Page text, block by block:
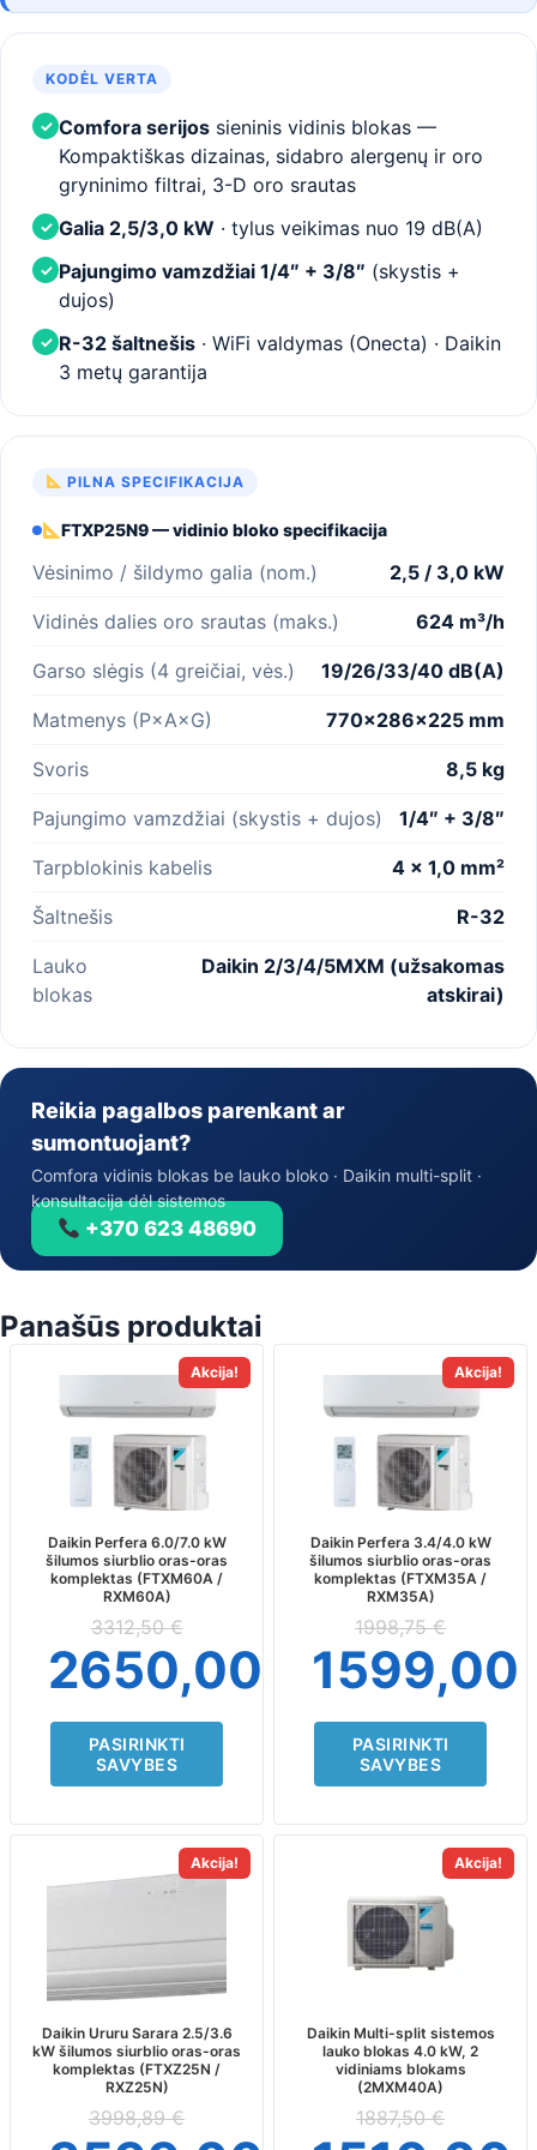
KODĖL VERTA
✓ Comfora serijos sieninis vidinis blokas —
Kompaktiškas dizainas, sidabro alergenų ir oro
gryninimo filtrai, 3-D oro srautas
✓ Galia 2,5/3,0 kW · tylus veikimas nuo 19 dB(A)
✓ Pajungimo vamzdžiai 1/4″ + 3/8″ (skystis +
dujos)
✓ R-32 šaltnešis · WiFi valdymas (Onecta) · Daikin
3 metų garantija
PILNA SPECIFIKACIJA
FTXP25N9 — vidinio bloko specifikacija
Vėsinimo / šildymo galia (nom.) 2,5 / 3,0 kW
Vidinės dalies oro srautas (maks.) 624 m³/h
Garso slėgis (4 greičiai, vės.) 19/26/33/40 dB(A)
Matmenys (P×A×G) 770×286×225 mm
Svoris 8,5 kg
Pajungimo vamzdžiai (skystis + dujos) 1/4″ + 3/8″
Tarpblokinis kabelis 4 × 1,0 mm²
Šaltnešis R-32
Lauko
blokas
Daikin 2/3/4/5MXM (užsakomas
atskirai)
Reikia pagalbos parenkant ar
sumontuojant?
Comfora vidinis blokas be lauko bloko · Daikin multi-split ·
konsultacija dėl sistemos
+370 623 48690
Panašūs produktai
Akcija!
Daikin Perfera 6.0/7.0 kW
šilumos siurblio oras-oras
komplektas (FTXM60A /
RXM60A)
3312,50€
2650,00
PASIRINKTI
SAVYBES
This
product
has
multiple
variants.
The
options
may
be
chosen
on
the
product
page
Akcija!
Daikin Perfera 3.4/4.0 kW
šilumos siurblio oras-oras
komplektas (FTXM35A /
RXM35A)
1998,75€
1599,00
PASIRINKTI
SAVYBES
This
product
has
multiple
variants.
The
options
may
be
chosen
on
the
product
page
Akcija!
Daikin Ururu Sarara 2.5/3.6
kW šilumos siurblio oras-oras
komplektas (FTXZ25N /
RXZ25N)
3998,89€
product
multiple
variants.
The
may
be
chosen
on
the
Akcija!
Daikin Multi-split sistemos
lauko blokas 4.0 kW, 2
vidiniams blokams
(2MXM40A)
1887,50€